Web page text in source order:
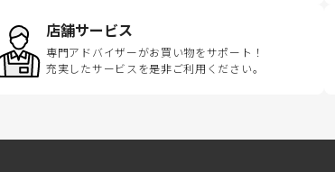
店舗サービス
専門アドバイザーがお買い物をサポート！
充実したサービスを是非ご利用ください。